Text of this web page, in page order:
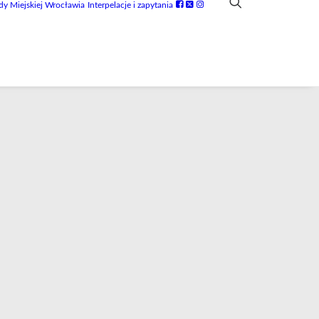
Miejskiej Wrocławia Interpelacje i zapytania